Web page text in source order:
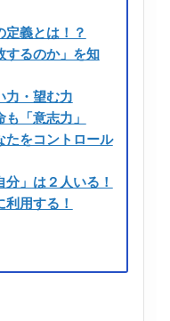
義とは！？
るのか」を知
・望む力
「意志力」
をコントロール
」は２人いる！
用する！